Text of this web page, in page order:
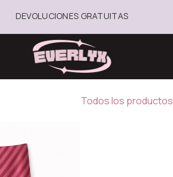
DEVOLUCIONES GRATUITAS
Todos los productos